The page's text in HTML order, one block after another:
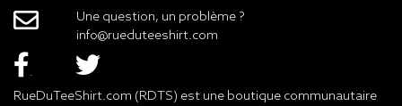
Une question, un problème ?
info@rueduteeshirt.com
RueDuTeeShirt.com (RDTS) est une boutique communautaire